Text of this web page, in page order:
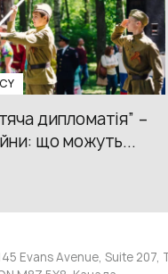
дипломатія” –
що можуть...
Evans Avenue, Suite 207,